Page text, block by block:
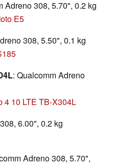
Adreno 308, 5.70", 0.2 kg
E5
308, 5.50", 0.1 kg
: Qualcomm Adreno
4 10 LTE TB-X304L
6.00", 0.2 kg
Adreno 308, 5.70",